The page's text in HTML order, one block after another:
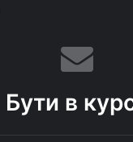
Бути в